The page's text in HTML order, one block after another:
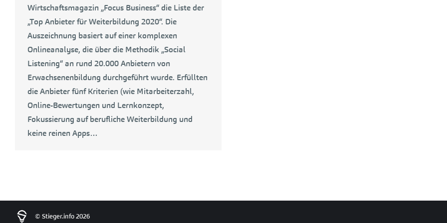
Wirtschaftsmagazin „Focus Business“ die Liste der
„Top Anbieter für Weiterbildung 2020“. Die
Auszeichnung basiert auf einer komplexen
Onlineanalyse, die über die Methodik „Social
Listening“ an rund 20.000 Anbietern von
Erwachsenenbildung durchgeführt wurde. Erfüllten
die Anbieter fünf Kriterien (wie Mitarbeiterzahl,
Online-Bewertungen und Lernkonzept,
Fokussierung auf berufliche Weiterbildung und
keine reinen Apps…
© Stieger.info 2026